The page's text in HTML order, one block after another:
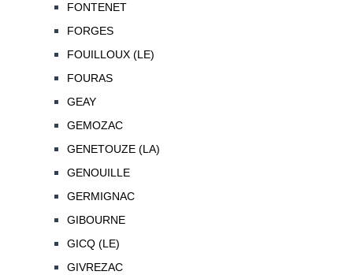
FONTENET
FORGES
FOUILLOUX (LE)
FOURAS
GEAY
GEMOZAC
GENETOUZE (LA)
GENOUILLE
GERMIGNAC
GIBOURNE
GICQ (LE)
GIVREZAC